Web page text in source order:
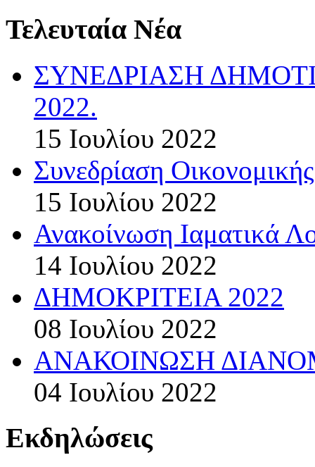
Τελευταία Νέα
ΣΥΝΕΔΡΙΑΣΗ
2022.
15 Ιουλίου 2022
Συνεδρίαση
15 Ιουλίου 2022
Ανακοίνωση Ιαματικά
14 Ιουλίου 2022
ΔΗΜΟΚΡΙΤΕΙΑ 2022
08 Ιουλίου 2022
ΑΝΑΚΟΙΝΩΣΗ
04 Ιουλίου 2022
Εκδηλώσεις